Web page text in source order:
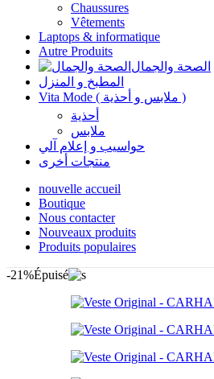
Chaussures
Vêtements
Laptops & informatique
Autre Produits
الصحة والجمال
المطبخ و المنزل
Vita Mode ( ملابس و أحذية )
أحذية
ملابس
حواسيب و إعلام آلي
منتجات أخرى
nouvelle accueil
Boutique
Nous contacter
Nouveaux produits
Produits populaires
-21%Épuisé